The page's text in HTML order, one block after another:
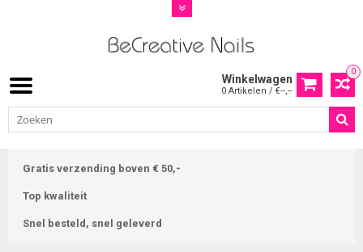
0
Winkelwagen
0 Artikelen / €--,--
Gratis verzending boven € 50,-
Top kwaliteit
Snel besteld, snel geleverd